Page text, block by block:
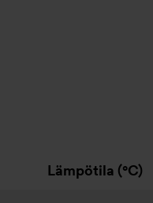
Lämpötila (°C)